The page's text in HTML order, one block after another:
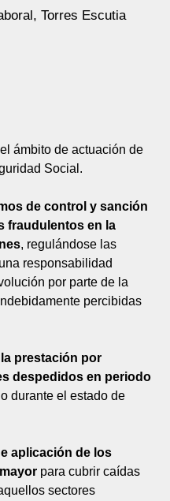
, Torres Escutia
ámbito de actuación de
Social.
de control y sanción
fraudulentos en la
, regulándose las
responsabilidad
por parte de la
percibidas
prestación por
despedidos en periodo
durante el estado de
aplicación de los
para cubrir caídas
sectores